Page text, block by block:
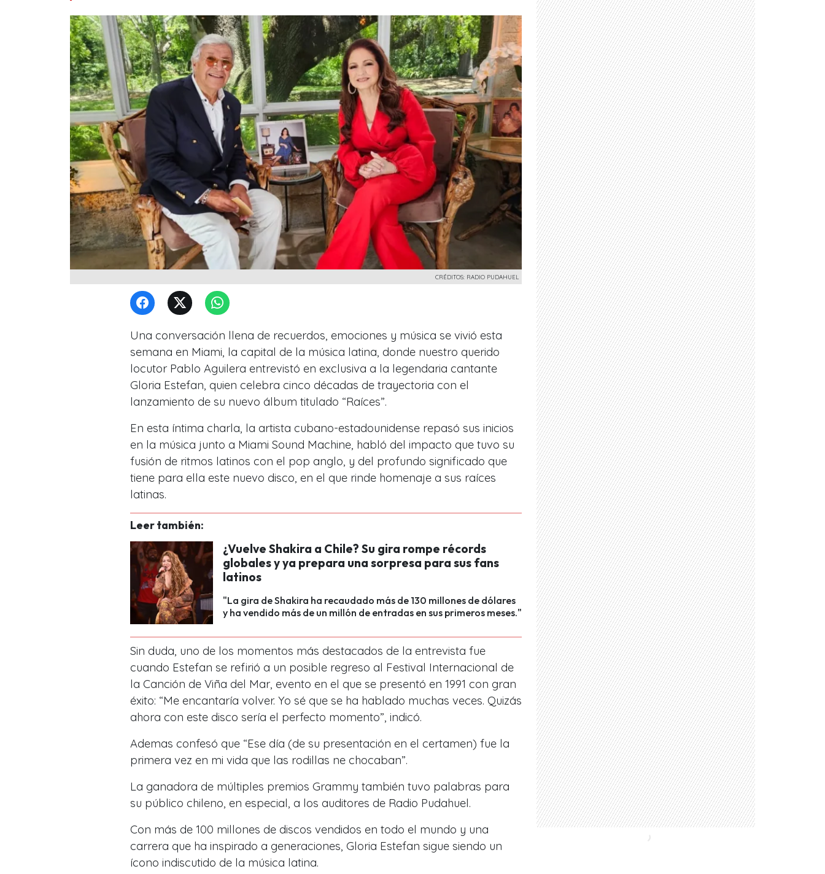
CRÉDITOS: RADIO PUDAHUEL
Una conversación llena de recuerdos, emociones y música se vivió esta
semana en Miami, la capital de la música latina, donde nuestro querido
locutor Pablo Aguilera entrevistó en exclusiva a la legendaria cantante
Gloria Estefan, quien celebra cinco décadas de trayectoria con el
lanzamiento de su nuevo álbum titulado “Raíces”.
En esta íntima charla, la artista cubano-estadounidense repasó sus inicios
en la música junto a Miami Sound Machine, habló del impacto que tuvo su
fusión de ritmos latinos con el pop anglo, y del profundo significado que
tiene para ella este nuevo disco, en el que rinde homenaje a sus raíces
latinas.
Leer también:
¿Vuelve Shakira a Chile? Su gira rompe récords
globales y ya prepara una sorpresa para sus fans
latinos
"La gira de Shakira ha recaudado más de 130 millones de dólares
y ha vendido más de un millón de entradas en sus primeros meses."
Sin duda, uno de los momentos más destacados de la entrevista fue
cuando Estefan se refirió a un posible regreso al Festival Internacional de
la Canción de Viña del Mar, evento en el que se presentó en 1991 con gran
éxito: “Me encantaría volver. Yo sé que se ha hablado muchas veces. Quizás
ahora con este disco sería el perfecto momento”, indicó.
Ademas confesó que “Ese día (de su presentación en el certamen) fue la
primera vez en mi vida que las rodillas ne chocaban”.
La ganadora de múltiples premios Grammy también tuvo palabras para
su público chileno, en especial, a los auditores de Radio Pudahuel.
Con más de 100 millones de discos vendidos en todo el mundo y una
carrera que ha inspirado a generaciones, Gloria Estefan sigue siendo un
ícono indiscutido de la música latina.